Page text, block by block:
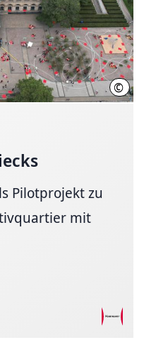
©
Pilotprojekt zu
mit